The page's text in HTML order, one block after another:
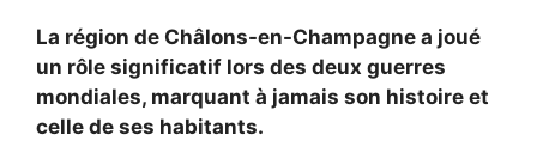
La région de Châlons-en-Champagne a joué
un rôle significatif lors des deux guerres
mondiales, marquant à jamais son histoire et
celle de ses habitants.